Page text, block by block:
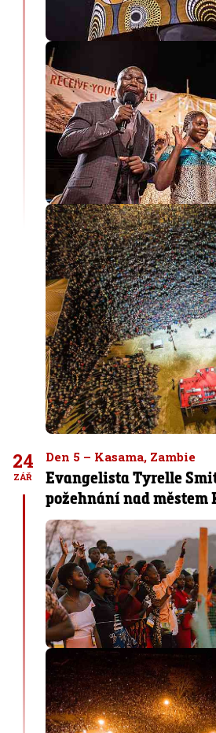
24
ZÁŘ
Den 5 – Kasama, Zambie
Evangelista Tyrelle
požehnání nad městem